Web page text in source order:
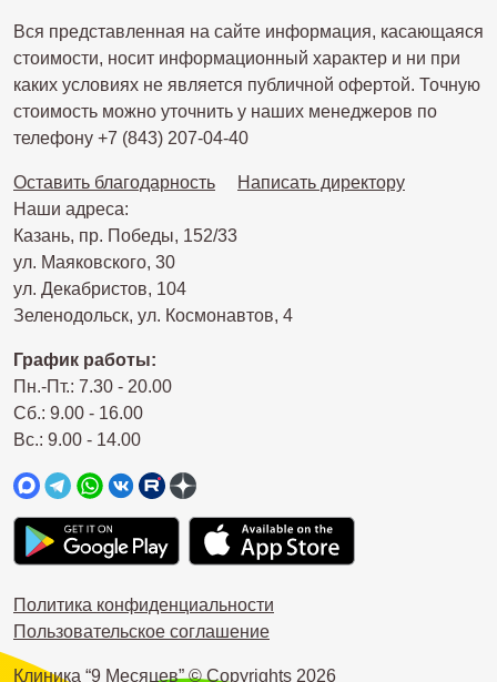
Вся представленная на сайте информация, касающаяся
стоимости, носит информационный характер и ни при
каких условиях не является публичной офертой. Точную
стоимость можно уточнить у наших менеджеров по
телефону +7 (843) 207-04-40
Оставить благодарность
Написать директору
Наши адреса:
Казань, пр. Победы, 152/33
ул. Маяковского, 30
ул. Декабристов, 104
Зеленодольск, ул. Космонавтов, 4
График работы:
Пн.-Пт.: 7.30 - 20.00
Сб.: 9.00 - 16.00
Вс.: 9.00 - 14.00
Клиника “9 Месяцев” © Copyrights 2026
Политика конфиденциальности
Пользовательское соглашение